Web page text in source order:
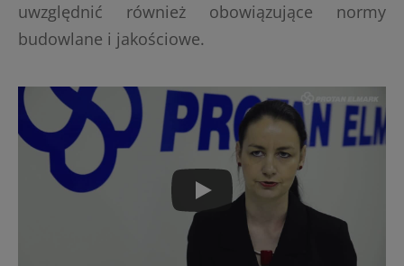
uwzględnić również obowiązujące normy
budowlane i jakościowe.